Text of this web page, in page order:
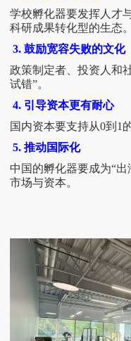
学校孵化器要发挥人才
科研成果转化型的生态。
3. 鼓励宽容失败的文化
政策制定者、投资人和
试错”。
4. 引导资本更有耐心
国内资本要支持从0到1
5. 推动国际化
中国的孵化器要成为“出
市场与资本。